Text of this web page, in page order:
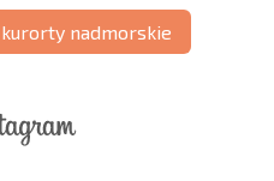
nadmorskie